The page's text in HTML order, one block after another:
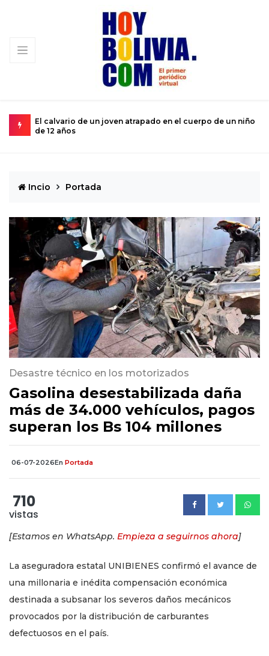
niño
Miopía estatal condena al turismo nacional a una
subsistencia de rebalse
Incio Portada
Desastre técnico en los motorizados
Gasolina desestabilizada daña
más de 34.000 vehículos, pagos
superan los Bs 104 millones
06-07-2026En Portada
710
vistas
[Estamos en WhatsApp. Empieza a seguirnos ahora]
La aseguradora estatal UNIBIENES confirmó el avance de
una millonaria e inédita compensación económica
destinada a subsanar los severos daños mecánicos
provocados por la distribución de carburantes
defectuosos en el país.